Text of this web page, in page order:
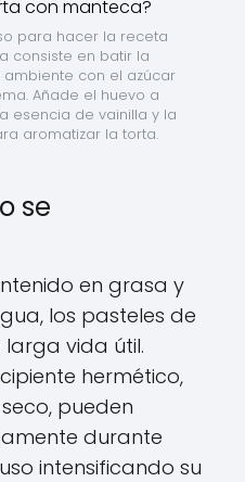
para hacer la receta
consiste en batir la
con el azúcar
Añade el huevo a
esencia de vainilla y la
aromatizar la torta.
se
en grasa y
los pasteles de
vida útil.
hermético,
pueden
durante
intensificando su